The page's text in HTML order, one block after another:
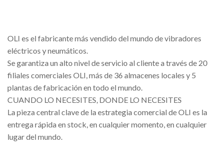
OLI es el fabricante más vendido del mundo de vibradores
eléctricos y neumáticos.
Se garantiza un alto nivel de servicio al cliente a través de 20
filiales comerciales OLI, más de 36 almacenes locales y 5
plantas de fabricación en todo el mundo.
CUANDO LO NECESITES, DONDE LO NECESITES
La pieza central clave de la estrategia comercial de OLI es la
entrega rápida en stock, en cualquier momento, en cualquier
lugar del mundo.